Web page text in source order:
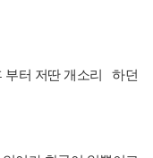
부터 저딴 개소리 하던